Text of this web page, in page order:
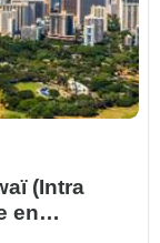
(Intra
en